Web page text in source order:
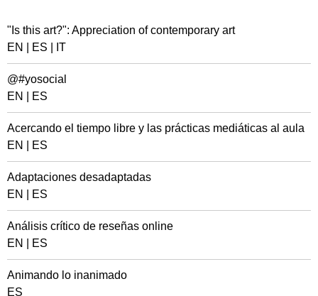
"Is this art?": Appreciation of contemporary art
EN
ES IT
@#yosocial
EN
ES
Acercando el tiempo libre y las prácticas mediáticas al aula
EN
ES
Adaptaciones desadaptadas
EN
ES
Análisis crítico de reseñas online
EN
ES
Animando lo inanimado
ES